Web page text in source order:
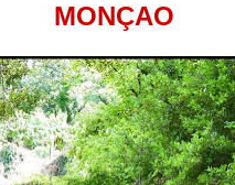
MONÇAO